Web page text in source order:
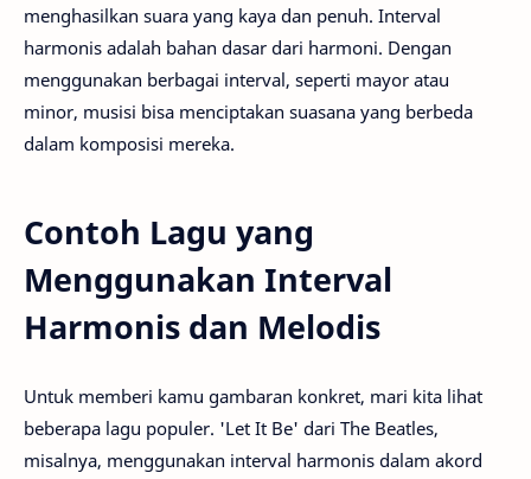
menghasilkan suara yang kaya dan penuh. Interval
harmonis adalah bahan dasar dari harmoni. Dengan
menggunakan berbagai interval, seperti mayor atau
minor, musisi bisa menciptakan suasana yang berbeda
dalam komposisi mereka.
Contoh Lagu yang
Menggunakan Interval
Harmonis dan Melodis
Untuk memberi kamu gambaran konkret, mari kita lihat
beberapa lagu populer. 'Let It Be' dari The Beatles,
misalnya, menggunakan interval harmonis dalam akord